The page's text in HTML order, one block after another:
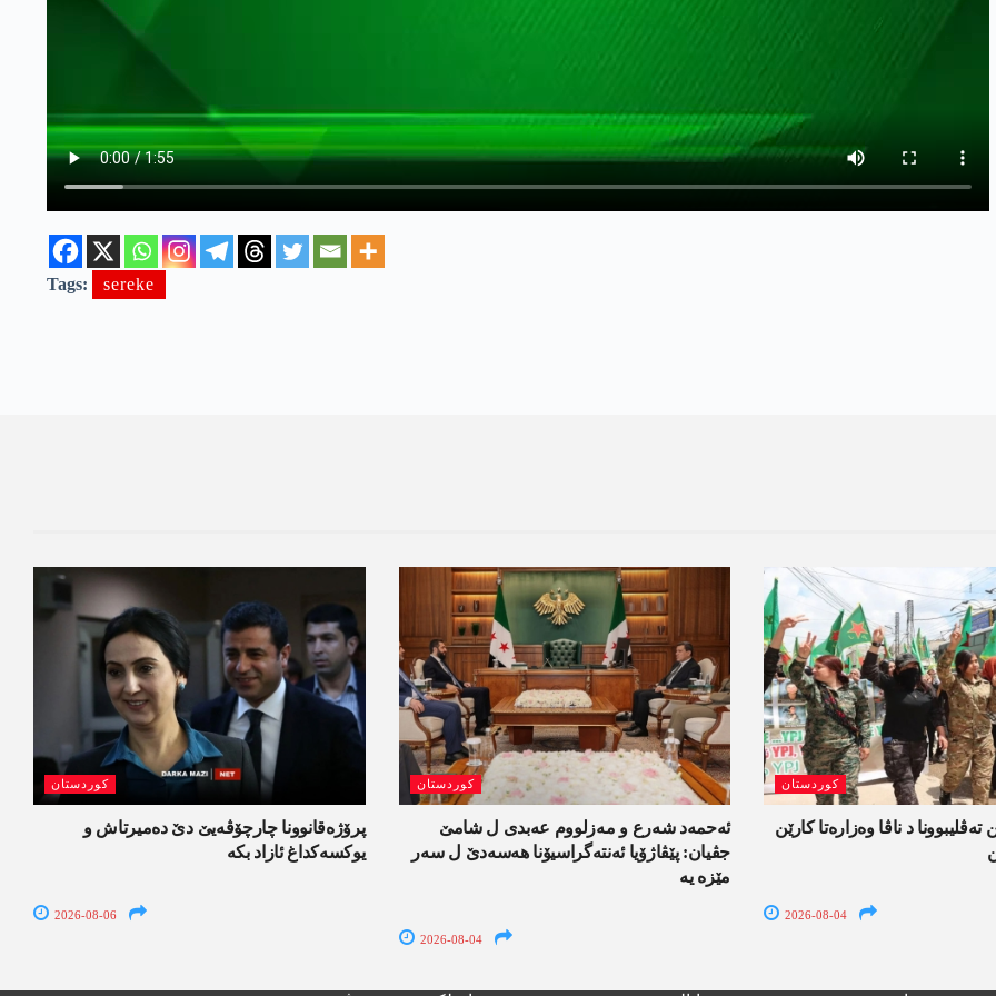
Tags: sereke
کوردستان
پرۆژەقانوونا چارچۆڤەیێ دێ دەمیرتاش و
یوکسەکداغ ئازاد بکە
2026-08-06
کوردستان
ئەحمەد شەرع و مەزلووم عەبدی ل شامێ
جڤیان: پێڤاژۆیا ئەنتەگراسیۆنا ھەسەدێ ل سەر
مێزە یە
2026-08-04
کوردستان
تەڤلیبوونا د ناڤا وەزارەتا کارێن
2026-08-04